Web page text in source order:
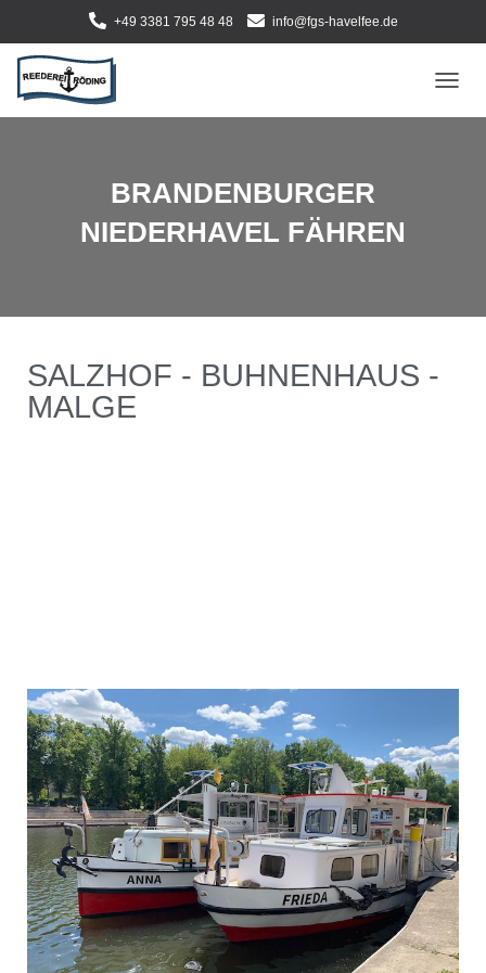
+49 3381 795 48 48 info@fgs-havelfee.de
BRANDENBURGER
NIEDERHAVEL FÄHREN
SALZHOF - BUHNENHAUS -
MALGE